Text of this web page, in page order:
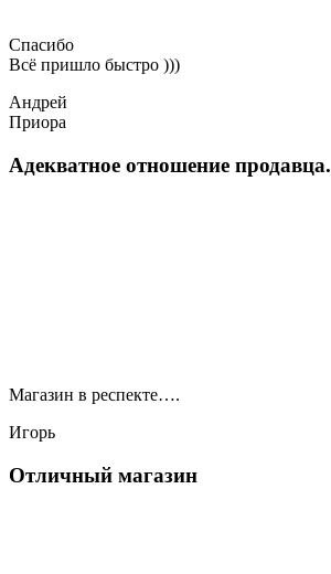
Спасибо
Всё пришло быстро )))
Андрей
Приора
Адекватное отношение продавца.
Магазин в респекте….
Игорь
Отличный магазин